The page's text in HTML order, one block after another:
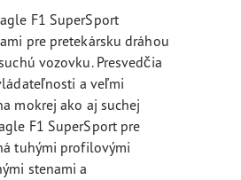
F1 SuperSport
pre pretekársku dráhou
vozovku. Presvedčia
a veľmi
mokrej ako aj suchej
F1 SuperSport pre
tuhými profilovými
stenami a